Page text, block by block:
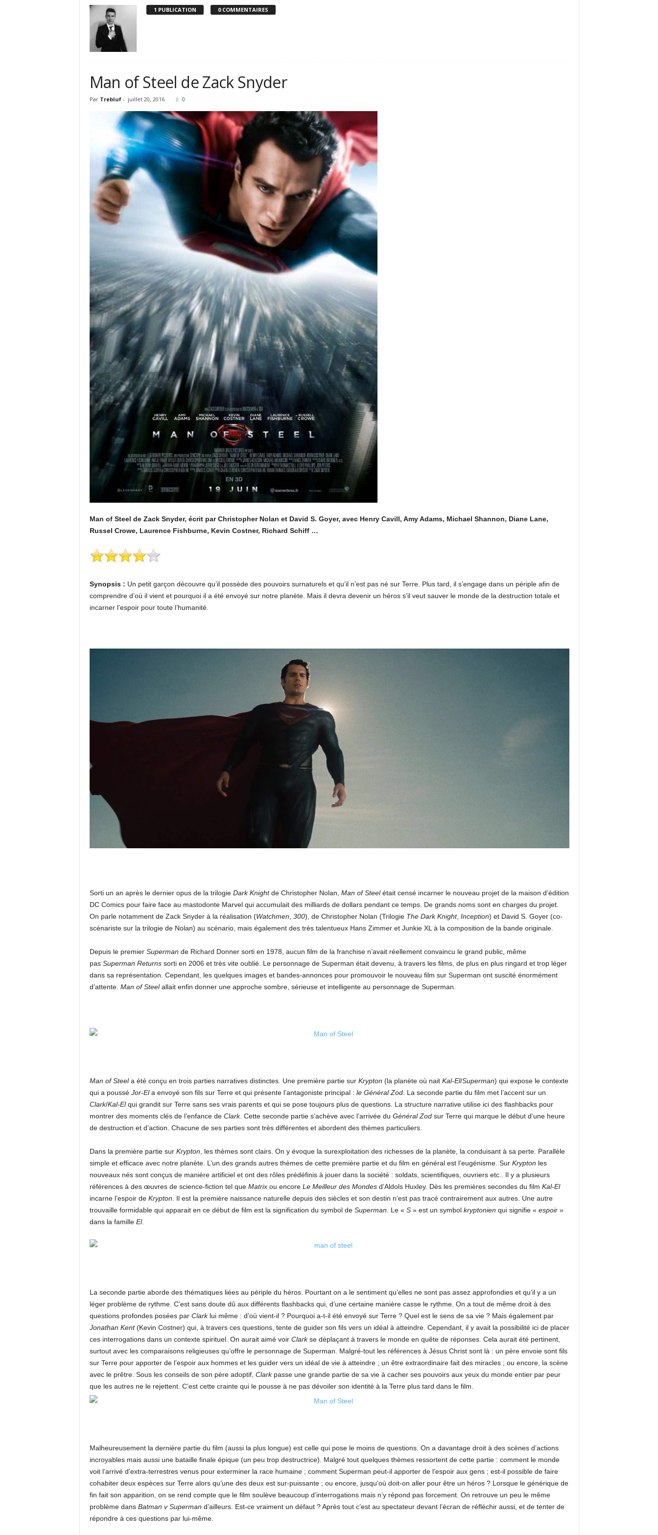
1 PUBLICATION 0 COMMENTAIRES
Man of Steel de Zack Snyder
Par Trebluf- juillet 20, 2016 0
Man of Steel de Zack Snyder, écrit par Christopher Nolan et David S. Goyer, avec Henry Cavill, Amy Adams, Michael Shannon, Diane Lane,
Russel Crowe, Laurence Fishburne, Kevin Costner, Richard Schiff …
Synopsis : Un petit garçon découvre qu’il possède des pouvoirs surnaturels et qu’il n’est pas né sur Terre. Plus tard, il s’engage dans un périple afin de
comprendre d’où il vient et pourquoi il a été envoyé sur notre planète. Mais il devra devenir un héros s’il veut sauver le monde de la destruction totale et
incarner l’espoir pour toute l’humanité.
Sorti un an après le dernier opus de la trilogie Dark Knightde Christopher Nolan, Man of Steelétait censé incarner le nouveau projet de la maison d’édition
DC Comics pour faire face au mastodonte Marvel qui accumulait des milliards de dollars pendant ce temps. De grands noms sont en charges du projet.
On parle notamment de Zack Snyder à la réalisation (Watchmen, 300), de Christopher Nolan (Trilogie The Dark Knight, Inception) et David S. Goyer (co-
scénariste sur la trilogie de Nolan) au scénario, mais également des très talentueux Hans Zimmer et Junkie XL à la composition de la bande originale.
Depuis le premier Superman de Richard Donner sorti en 1978, aucun film de la franchise n’avait réellement convaincu le grand public, même
pas Superman Returnssorti en 2006 et très vite oublié. Le personnage de Superman était devenu, à travers les films, de plus en plus ringard et trop léger
dans sa représentation. Cependant, les quelques images et bandes-annonces pour promouvoir le nouveau film sur Superman ont suscité énormément
d’attente. Man of Steelallait enfin donner une approche sombre, sérieuse et intelligente au personnage de Superman.
Man of Steela été conçu en trois parties narratives distinctes. Une première partie sur Krypton (la planète où nait Kal-El/Superman) qui expose le contexte
qui a poussé Jor-Ela envoyé son fils sur Terre et qui présente l’antagoniste principal : le Général Zod. La seconde partie du film met l’accent sur un
Clark/Kal-Elqui grandit sur Terre sans ses vrais parents et qui se pose toujours plus de questions. La structure narrative utilise ici des flashbacks pour
montrer des moments clés de l’enfance de Clark. Cette seconde partie s’achève avec l’arrivée du Général Zodsur Terre qui marque le début d’une heure
de destruction et d’action. Chacune de ses parties sont très différentes et abordent des thèmes particuliers.
Dans la première partie sur Krypton, les thèmes sont clairs. On y évoque la surexploitation des richesses de la planète, la conduisant à sa perte. Parallèle
simple et efficace avec notre planète. L’un des grands autres thèmes de cette première partie et du film en général est l’eugénisme. Sur Krypton les
nouveaux nés sont conçus de manière artificiel et ont des rôles prédéfinis à jouer dans la société : soldats, scientifiques, ouvriers etc.. Il y a plusieurs
références à des œuvres de science-fiction tel que Matrixou encore Le Meilleur des Mondesd’Aldols Huxley. Dès les premières secondes du film Kal-El
incarne l’espoir de Krypton. Il est la première naissance naturelle depuis des siècles et son destin n’est pas tracé contrairement aux autres. Une autre
trouvaille formidable qui apparait en ce début de film est la signification du symbol de Superman. Le « S» est un symbol kryptonien qui signifie « espoir»
dans la famille El.
La seconde partie aborde des thématiques liées au périple du héros. Pourtant on a le sentiment qu’elles ne sont pas assez approfondies et qu’il y a un
léger problème de rythme. C’est sans doute dû aux différents flashbacks qui, d’une certaine manière casse le rythme. On a tout de même droit à des
questions profondes posées par Clarklui même : d’où vient-il ? Pourquoi a-t-il été envoyé sur Terre ? Quel est le sens de sa vie ? Mais également par
Jonathan Kent(Kevin Costner) qui, à travers ces questions, tente de guider son fils vers un idéal à atteindre. Cependant, il y avait la possibilité ici de placer
ces interrogations dans un contexte spirituel. On aurait aimé voir Clarkse déplaçant à travers le monde en quête de réponses. Cela aurait été pertinent,
surtout avec les comparaisons religieuses qu’offre le personnage de Superman. Malgré-tout les références à Jésus Christ sont là : un père envoie sont fils
sur Terre pour apporter de l’espoir aux hommes et les guider vers un idéal de vie à atteindre ; un être extraordinaire fait des miracles ; ou encore, la scène
avec le prêtre. Sous les conseils de son père adoptif, Clarkpasse une grande partie de sa vie à cacher ses pouvoirs aux yeux du monde entier par peur
que les autres ne le rejettent. C’est cette crainte qui le pousse à ne pas dévoiler son identité à la Terre plus tard dans le film.
Malheureusement la dernière partie du film (aussi la plus longue) est celle qui pose le moins de questions. On a davantage droit à des scènes d’actions
incroyables mais aussi une bataille finale épique (un peu trop destructrice). Malgré tout quelques thèmes ressortent de cette partie : comment le monde
voit l’arrivé d’extra-terrestres venus pour exterminer la race humaine ; comment Superman peut-il apporter de l’espoir aux gens ; est-il possible de faire
cohabiter deux espèces sur Terre alors qu’une des deux est sur-puissante ; ou encore, jusqu’où doit-on aller pour être un héros ? Lorsque le générique de
fin fait son apparition, on se rend compte que le film soulève beaucoup d’interrogations mais n’y répond pas forcement. On retrouve un peu le même
problème dans Batman v Superman d’ailleurs. Est-ce vraiment un défaut ? Après tout c’est au spectateur devant l’écran de réfléchir aussi, et de tenter de
répondre à ces questions par lui-même.